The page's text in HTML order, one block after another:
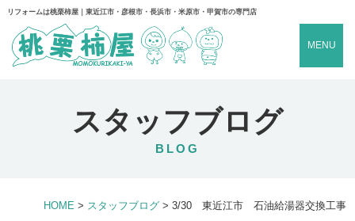
リフォームは桃栗柿屋｜東近江市・彦根市・長浜市・米原市・甲賀市の専門店
MENU
スタッフブログ
BLOG
HOME > スタッフブログ> 3/30 東近江市 石油給湯器交換工事